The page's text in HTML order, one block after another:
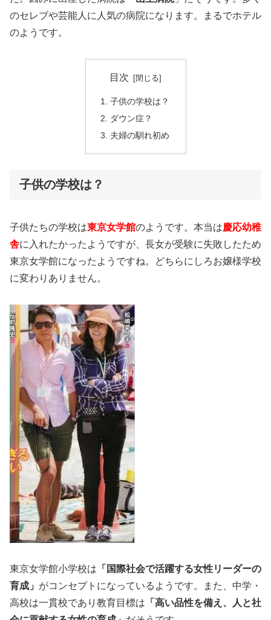
のセレブや芸能人に人気の病院になります。まるでホテル
のようです。
目次
子供の学校は？
ダウン症？
夫婦の馴れ初め
子供の学校は？
子供たちの学校は東京女学館のようです。本当は慶応幼稚
舎に入れたかったようですが、長女が受験に失敗したため
東京女学館になったようですね。どちらにしろお嬢様学校
に変わりありません。
東京女学館小学校は 「国際社会で活躍する女性リーダーの
育成」 がコンセプトになっているようです。また、中学・
高校は一貫校であり教育目標は 「高い品性を備え、人と社